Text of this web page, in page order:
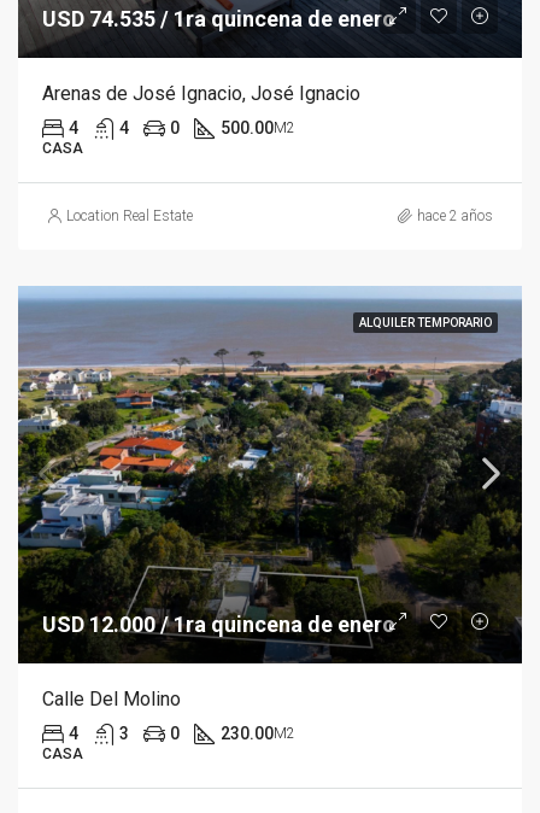
USD 74.535 / 1ra quincena de enero
Arenas de José Ignacio, José Ignacio
4 4 0 500.00M2
CASA
Location Real Estate hace 2 años
ALQUILER TEMPORARIO
USD 12.000 / 1ra quincena de enero
Calle Del Molino
4 3 0 230.00M2
CASA